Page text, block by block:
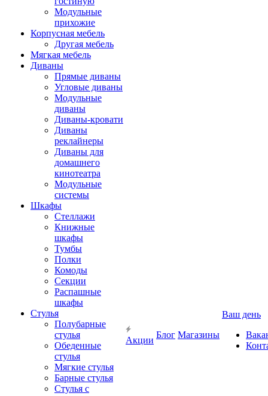
Модульные
прихожие
Корпусная мебель
Другая мебель
Мягкая мебель
Диваны
Прямые диваны
Угловые диваны
Модульные
диваны
Диваны-кровати
Диваны
реклайнеры
Диваны для
домашнего
кинотеатра
Модульные
системы
Шкафы
Стеллажи
Книжные
шкафы
Тумбы
Полки
Комоды
Секции
Распашные
шкафы
Стулья
Полубарные
стулья
Обеденные
стулья
Мягкие стулья
Барные стулья
Стулья с
Акции
Блог Магазины
Ваш день